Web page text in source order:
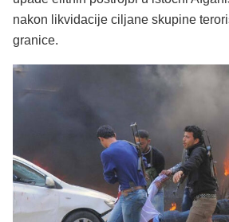
nakon likvidacije ciljane skupine
granice.